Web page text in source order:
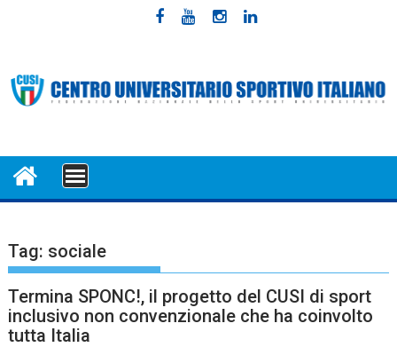
MENU
Tag: sociale
Termina SPONC!, il progetto del CUSI di sport
inclusivo non convenzionale che ha coinvolto
tutta Italia